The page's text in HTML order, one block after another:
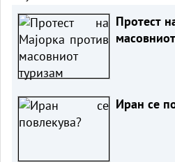
Протест
Иран се